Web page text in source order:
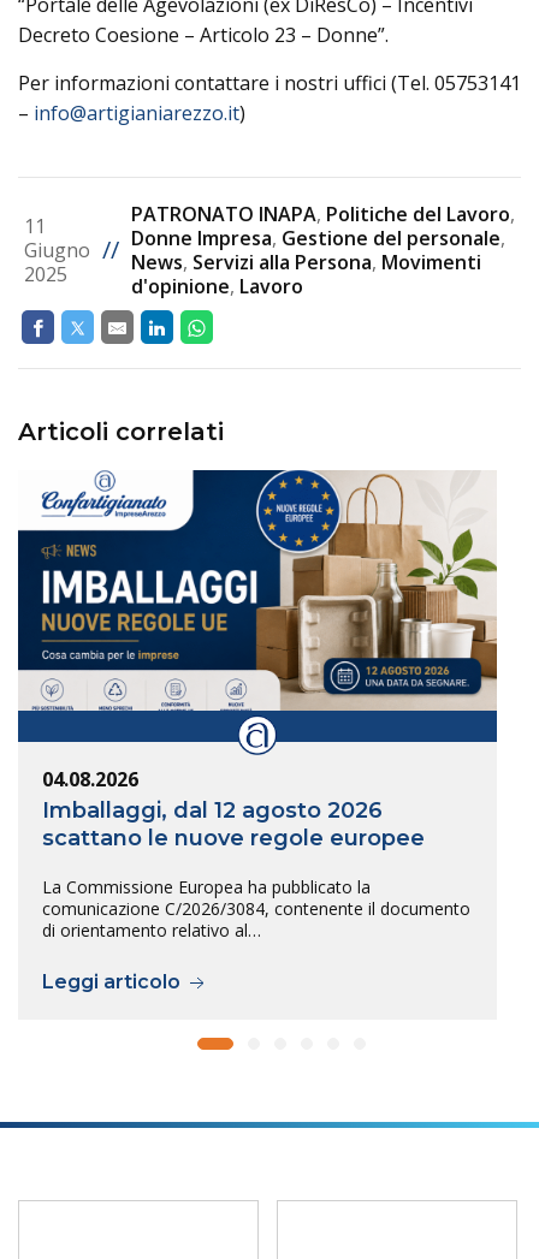
Decreto Coesione – Articolo 23 – Donne”.
Per informazioni contattare i nostri uffici (Tel. 05753141
– info@artigianiarezzo.it)
11
Giugno
2025
//
PATRONATO INAPA, Politiche del Lavoro,
Donne Impresa, Gestione del personale,
News, Servizi alla Persona, Movimenti
d'opinione, Lavoro
Articoli correlati
04.08.2026
Imballaggi, dal 12 agosto 2026
scattano le nuove regole europee
La Commissione Europea ha pubblicato la
comunicazione C/2026/3084, contenente il documento
di orientamento relativo al…
Leggi articolo